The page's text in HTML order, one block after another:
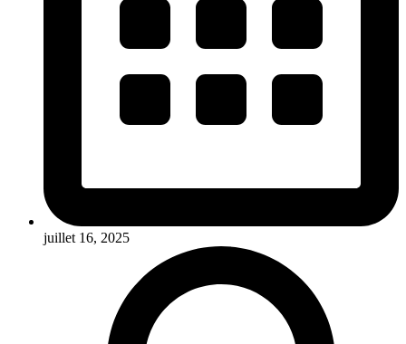
juillet 16, 2025